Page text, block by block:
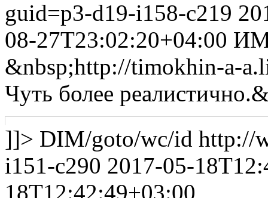
guid=p3-d19-i158-c219
08-27T23:02:20+04:00
&nbsp;http://timokhin-a-
Чуть более
]]> DIM/goto/wc/id http://
i151-c290 2017-05-
18T12:42:49+03:00